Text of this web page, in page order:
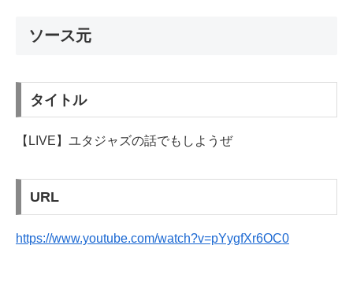
ソース元
タイトル
【LIVE】ユタジャズの話でもしようぜ
URL
https://www.youtube.com/watch?v=pYygfXr6OC0